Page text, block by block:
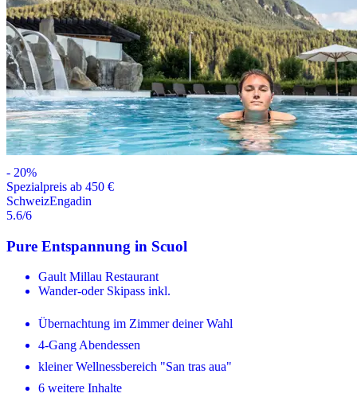
- 20%
Spezialpreis ab 450 €
SchweizEngadin
5.6/6
Pure Entspannung in Scuol
Gault Millau Restaurant
Wander-oder Skipass inkl.
Übernachtung im Zimmer deiner Wahl
4-Gang Abendessen
kleiner Wellnessbereich "San tras aua"
6 weitere Inhalte